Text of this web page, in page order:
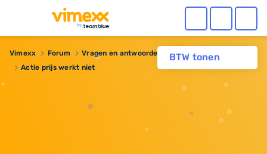
BTW tonen
Vimexx Forum Vragen en antwoorden
Domeinnaam
Actie prijs werkt niet